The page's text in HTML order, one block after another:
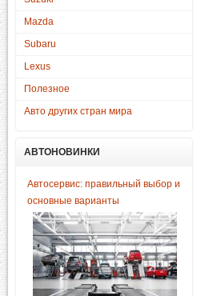
Mazda
Subaru
Lexus
Полезное
Авто других стран мира
АВТОНОВИНКИ
Автосервис: правильный выбор и
основные варианты